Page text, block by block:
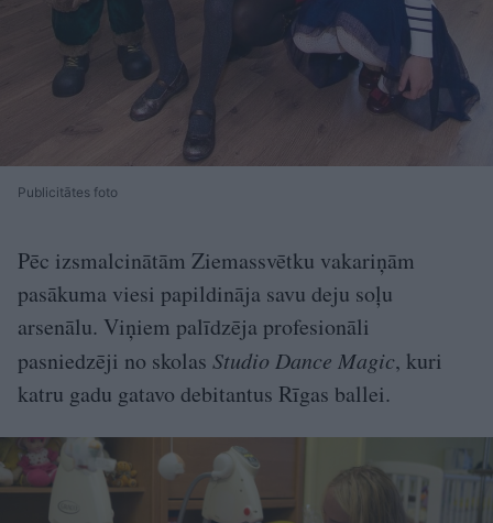
Publicitātes foto
Pēc izsmalcinātām Ziemassvētku vakariņām
pasākuma viesi papildināja savu deju soļu
arsenālu. Viņiem palīdzēja profesionāli
pasniedzēji no skolas Studio Dance Magic, kuri
katru gadu gatavo debitantus Rīgas ballei.